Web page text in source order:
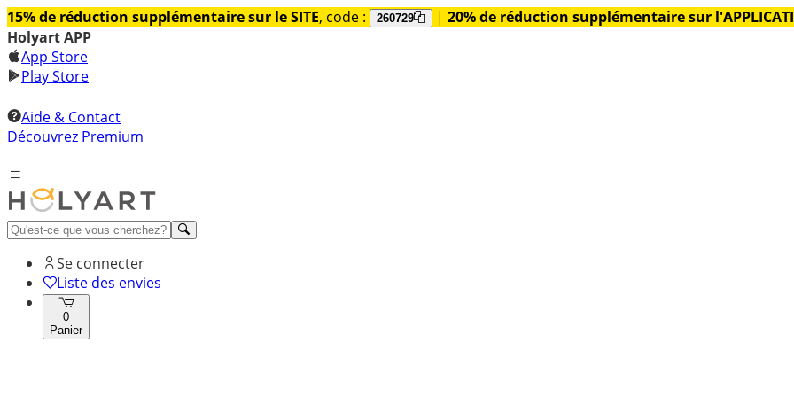
15% de réduction supplémentaire sur le SITE, code : 260729 | 20% de réduction supplémentaire sur
Holyart APP
App Store
Play Store
Aide & Contact
Découvrez Premium
Se connecter
Liste des envies
0
Panier